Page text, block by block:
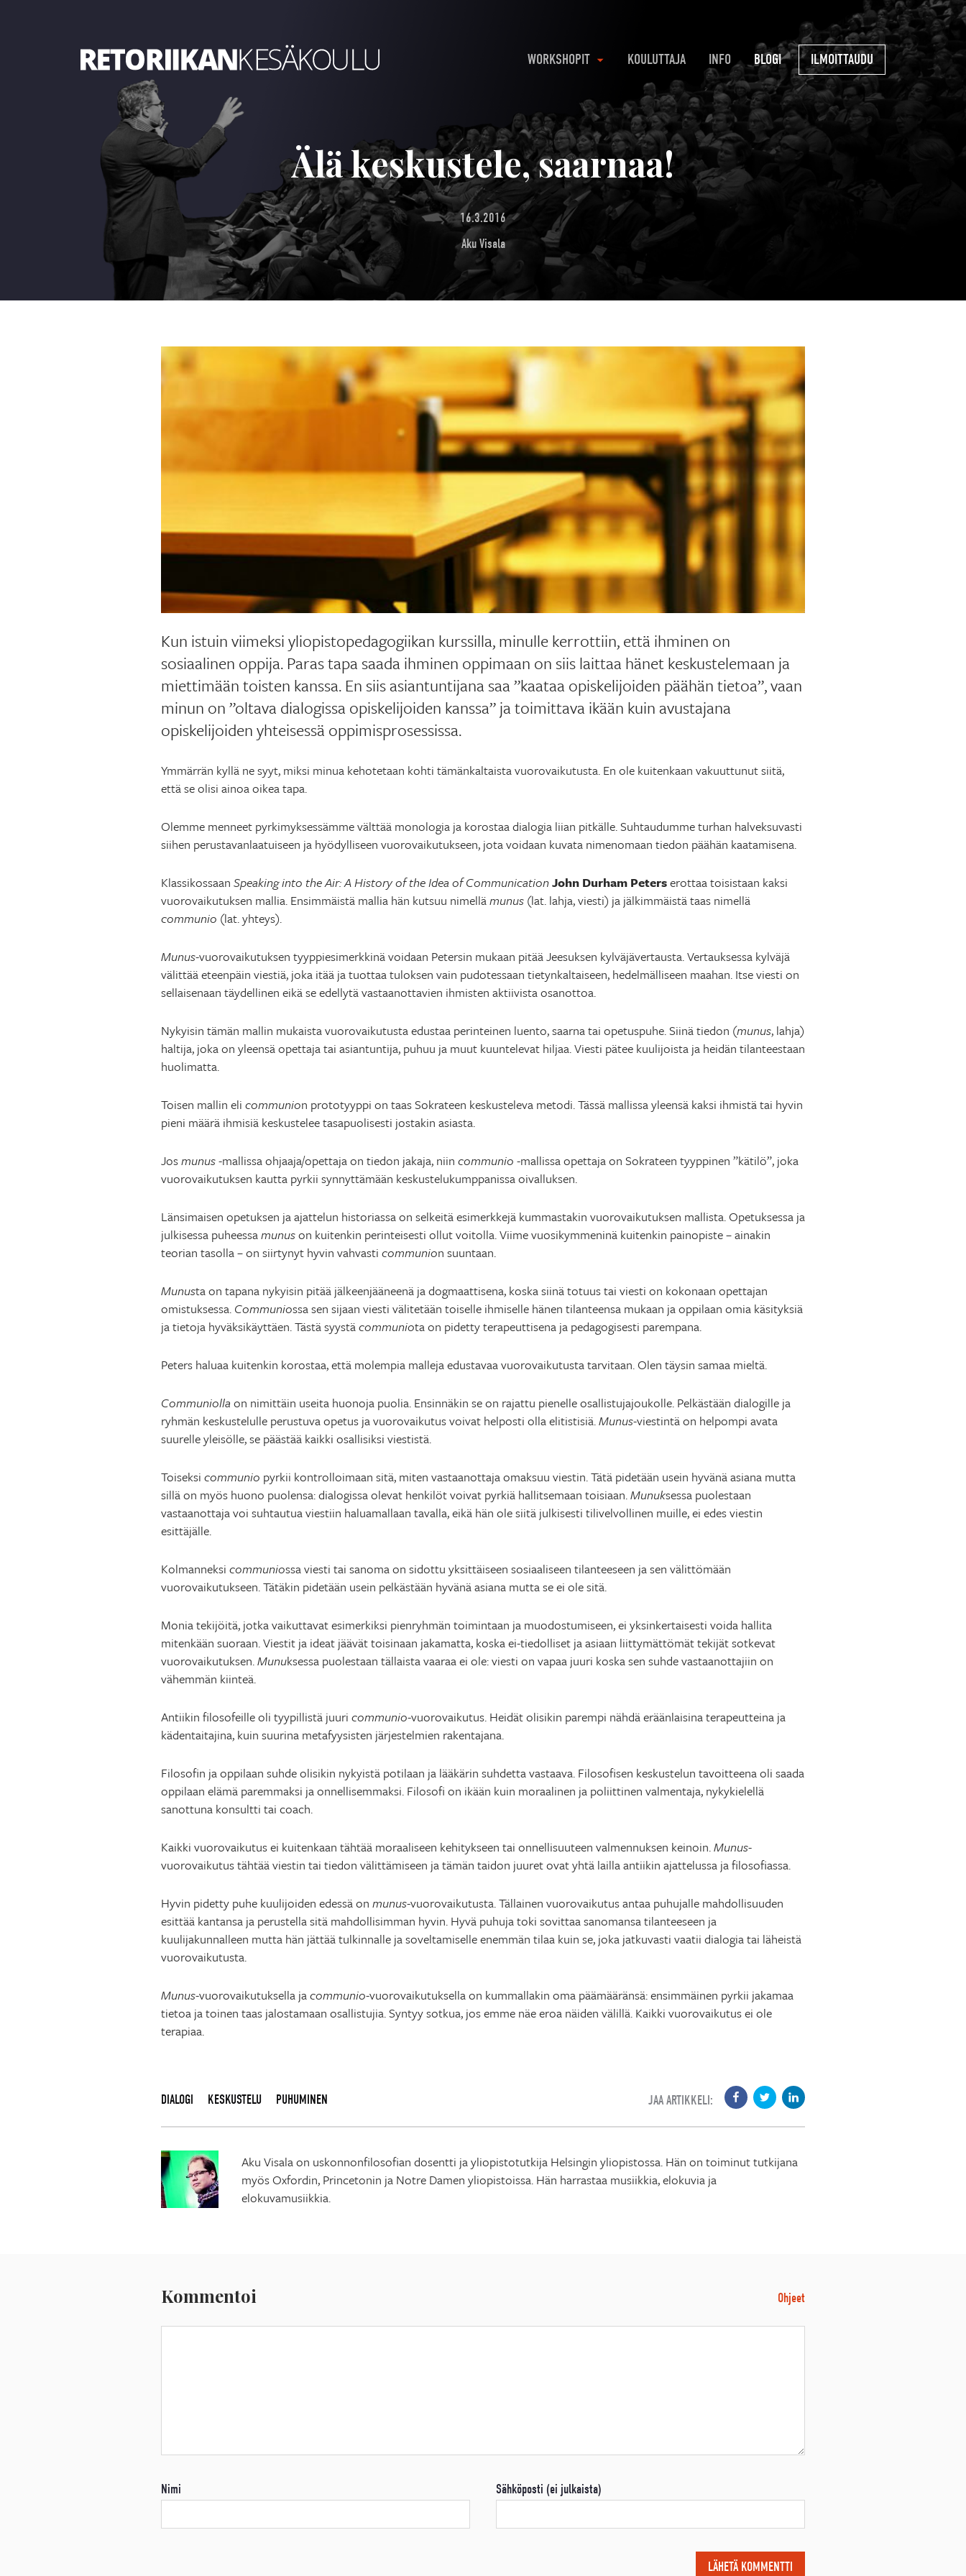
WORKSHOPIT KOULUTTAJA INFO BLOGI ILMOITTAUDU
Älä keskustele, saarnaa!
16.3.2016
Aku Visala
Kun istuin viimeksi yliopistopedagogiikan kurssilla, minulle kerrottiin, että ihminen on
sosiaalinen oppija. Paras tapa saada ihminen oppimaan on siis laittaa hänet keskustelemaan ja
miettimään toisten kanssa. En siis asiantuntijana saa ”kaataa opiskelijoiden päähän tietoa”, vaan
minun on ”oltava dialogissa opiskelijoiden kanssa” ja toimittava ikään kuin avustajana
opiskelijoiden yhteisessä oppimisprosessissa.
Ymmärrän kyllä ne syyt, miksi minua kehotetaan kohti tämänkaltaista vuorovaikutusta. En ole kuitenkaan vakuuttunut siitä,
että se olisi ainoa oikea tapa.
Olemme menneet pyrkimyksessämme välttää monologia ja korostaa dialogia liian pitkälle. Suhtaudumme turhan halveksuvasti
siihen perustavanlaatuiseen ja hyödylliseen vuorovaikutukseen, jota voidaan kuvata nimenomaan tiedon päähän kaatamisena.
Klassikossaan Speaking into the Air: A History of the Idea of CommunicationJohn Durham Peterserottaa toisistaan kaksi
vuorovaikutuksen mallia. Ensimmäistä mallia hän kutsuu nimellämunus (lat. lahja, viesti) ja jälkimmäistä taas nimellä
communio (lat. yhteys).
Munus-vuorovaikutuksen tyyppiesimerkkinä voidaan Petersin mukaan pitää Jeesuksen kylväjävertausta. Vertauksessa kylväjä
välittää eteenpäin viestiä, joka itää ja tuottaa tuloksen vain pudotessaan tietynkaltaiseen, hedelmälliseen maahan. Itse viesti on
sellaisenaan täydellinen eikä se edellytä vastaanottavien ihmisten aktiivista osanottoa.
Nykyisin tämän mallin mukaista vuorovaikutusta edustaa perinteinen luento, saarna tai opetuspuhe. Siinä tiedon (munus, lahja)
haltija, joka on yleensä opettaja tai asiantuntija, puhuu ja muut kuuntelevat hiljaa. Viesti pätee kuulijoista ja heidän tilanteestaan
huolimatta.
Toisen mallin eli communion prototyyppi on taas Sokrateen keskusteleva metodi. Tässä mallissa yleensä kaksi ihmistä tai hyvin
pieni määrä ihmisiä keskustelee tasapuolisesti jostakin asiasta.
Josmunus-mallissa ohjaaja/opettaja on tiedon jakaja, niin communio -mallissa opettaja on Sokrateen tyyppinen ”kätilö”, joka
vuorovaikutuksen kautta pyrkii synnyttämään keskustelukumppanissa oivalluksen.
Länsimaisen opetuksen ja ajattelun historiassa on selkeitä esimerkkejä kummastakin vuorovaikutuksen mallista. Opetuksessa ja
julkisessa puheessamunuson kuitenkin perinteisesti ollut voitolla. Viime vuosikymmeninä kuitenkin painopiste – ainakin
teorian tasolla – on siirtynyt hyvin vahvasti communion suuntaan.
Munusta on tapana nykyisin pitää jälkeenjääneenä ja dogmaattisena, koska siinä totuus tai viesti on kokonaan opettajan
omistuksessa. Communiossa sen sijaan viesti välitetään toiselle ihmiselle hänen tilanteensa mukaan ja oppilaan omia käsityksiä
ja tietoja hyväksikäyttäen. Tästä syystäcommuniota on pidetty terapeuttisena ja pedagogisesti parempana.
Peters haluaa kuitenkin korostaa, että molempia malleja edustavaa vuorovaikutusta tarvitaan. Olen täysin samaa mieltä.
Communiolla on nimittäin useita huonoja puolia. Ensinnäkin se on rajattu pienelle osallistujajoukolle. Pelkästään dialogille ja
ryhmän keskustelulle perustuva opetus ja vuorovaikutus voivat helposti olla elitistisiä.Munus-viestintä on helpompi avata
suurelle yleisölle, se päästää kaikki osallisiksi viestistä.
Toiseksi communio pyrkii kontrolloimaan sitä, miten vastaanottaja omaksuu viestin. Tätä pidetään usein hyvänä asiana mutta
sillä on myös huono puolensa: dialogissa olevat henkilöt voivat pyrkiä hallitsemaan toisiaan.Munuksessa puolestaan
vastaanottaja voi suhtautua viestiin haluamallaan tavalla, eikä hän ole siitä julkisesti tilivelvollinen muille, ei edes viestin
esittäjälle.
Kolmanneksi communiossa viesti tai sanoma on sidottu yksittäiseen sosiaaliseen tilanteeseen ja sen välittömään
vuorovaikutukseen. Tätäkin pidetään usein pelkästään hyvänä asiana mutta se ei ole sitä.
Monia tekijöitä, jotka vaikuttavat esimerkiksi pienryhmän toimintaan ja muodostumiseen, ei yksinkertaisesti voida hallita
mitenkään suoraan. Viestit ja ideat jäävät toisinaan jakamatta, koska ei-tiedolliset ja asiaan liittymättömät tekijät sotkevat
vuorovaikutuksen.Munuksessa puolestaan tällaista vaaraa ei ole: viesti on vapaa juuri koska sen suhde vastaanottajiin on
vähemmän kiinteä.
Antiikin filosofeille oli tyypillistä juuri communio-vuorovaikutus. Heidät olisikin parempi nähdä eräänlaisina terapeutteina ja
kädentaitajina, kuin suurina metafyysisten järjestelmien rakentajana.
Filosofin ja oppilaan suhde olisikin nykyistä potilaan ja lääkärin suhdetta vastaava. Filosofisen keskustelun tavoitteena oli saada
oppilaan elämä paremmaksi ja onnellisemmaksi. Filosofi on ikään kuin moraalinen ja poliittinen valmentaja, nykykielellä
sanottuna konsultti tai coach.
Kaikki vuorovaikutus ei kuitenkaan tähtää moraaliseen kehitykseen tai onnellisuuteen valmennuksen keinoin.Munus-
vuorovaikutus tähtää viestin tai tiedon välittämiseen ja tämän taidon juuret ovat yhtä lailla antiikin ajattelussa ja filosofiassa.
Hyvin pidetty puhe kuulijoiden edessä on munus-vuorovaikutusta. Tällainen vuorovaikutus antaa puhujalle mahdollisuuden
esittää kantansa ja perustella sitä mahdollisimman hyvin. Hyvä puhuja toki sovittaa sanomansa tilanteeseen ja
kuulijakunnalleen mutta hän jättää tulkinnalle ja soveltamiselle enemmän tilaa kuin se, joka jatkuvasti vaatii dialogia tai läheistä
vuorovaikutusta.
Munus-vuorovaikutuksella jacommunio-vuorovaikutuksella on kummallakin oma päämääränsä: ensimmäinen pyrkii jakamaa
tietoa ja toinen taas jalostamaan osallistujia. Syntyy sotkua, jos emme näe eroa näiden välillä. Kaikki vuorovaikutus ei ole
terapiaa.
DIALOGI KESKUSTELU PUHUMINEN JAA ARTIKKELI:
Aku Visala on uskonnonfilosofian dosentti ja yliopistotutkija Helsingin yliopistossa. Hän on toiminut tutkijana
myös Oxfordin, Princetonin ja Notre Damen yliopistoissa. Hän harrastaa musiikkia, elokuvia ja
elokuvamusiikkia.
Kommentoi Ohjeet
Nimi Sähköposti (ei julkaista)